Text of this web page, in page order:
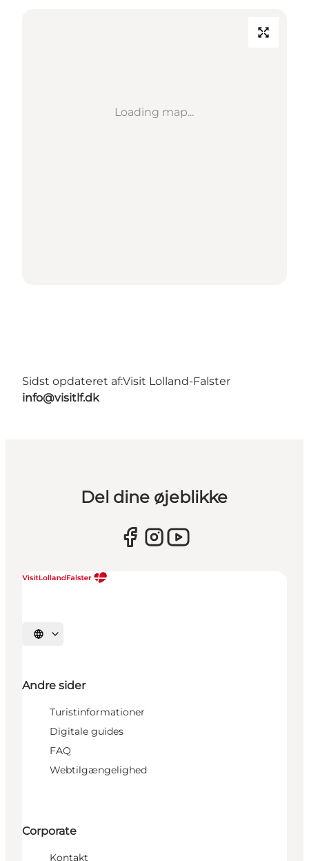
Loading map...
Sidst opdateret af:Visit Lolland-Falster
info@visitlf.dk
Del dine øjeblikke
Vælg sprog
Andre sider
Turistinformationer
Digitale guides
FAQ
Webtilgængelighed
Corporate
Kontakt